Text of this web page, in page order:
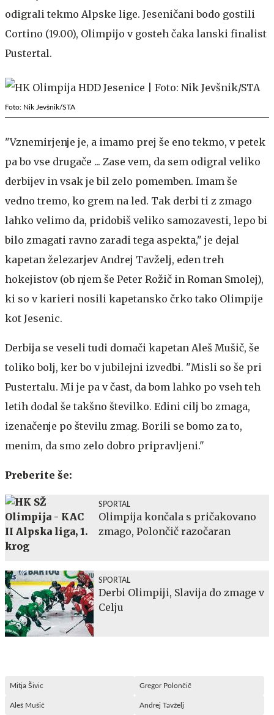
odigrali tekmo Alpske lige. Jeseničani bodo gostili
Cortino (19.00), Olimpijo v gosteh čaka lanski finalist
Pustertal.
Foto: Nik Jevšnik/STA
"Vznemirjenje je, a imamo prej še eno tekmo, v petek
pa bo vse drugače ... Zase vem, da sem odigral veliko
derbijev in vsak je bil zelo pomemben. Imam še
vedno tremo, ko grem na led. Tak derbi ti z zmago
lahko velimo da, pridobiš veliko samozavesti, lepo bi
bilo zmagati ravno zaradi tega aspekta," je dejal
kapetan železarjev Andrej Tavželj, eden treh
hokejistov (ob njem še Peter Rožič in Roman Smolej),
ki so v karieri nosili kapetansko črko tako Olimpije
kot Jesenic.
Derbija se veseli tudi domači kapetan Aleš Mušič, še
toliko bolj, ker bo v jubilejni izvedbi. "Misli so še pri
Pustertalu. Mi je pa v čast, da bom lahko po vseh teh
letih dodal še takšno številko. Edini cilj bo zmaga,
izenačenje po številu zmag. Borili se bomo za to,
menim, da smo zelo dobro pripravljeni."
Preberite še:
SPORTAL
Olimpija končala s pričakovano
zmago, Polončič razočaran
SPORTAL
Derbi Olimpiji, Slavija do zmage v
Celju
Mitja Šivic Gregor Polončič
Aleš Mušič Andrej Tavželj